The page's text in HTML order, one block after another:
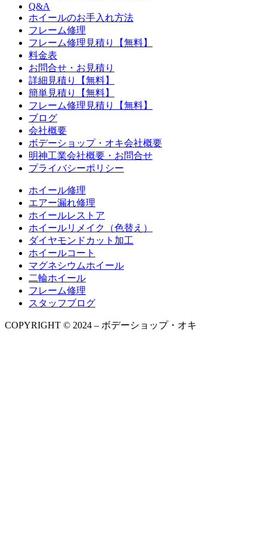
Q&A
ホイールのお手入れ方法
フレーム修理
フレーム修理見積り【無料】
料金表
お問合せ・お見積り
詳細見積り【無料】
簡単見積り【無料】
フレーム修理見積り【無料】
ブログ
会社概要
ボデーショップ・オキ会社概要
明神工業会社概要・お問合せ
プライバシーポリシー
ホイール修理
エアー漏れ修理
ホイールレストア
ホイールリメイク（色替え）
ダイヤモンドカット加工
ホイールコート
マグネシウムホイール
二輪ホイール
フレーム修理
スタッフブログ
COPYRIGHT © 2024 – ボデーショップ・オキ